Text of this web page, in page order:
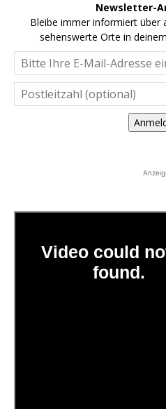
Newsletter-
Bleibe immer informiert über
sehenswerte Orte in